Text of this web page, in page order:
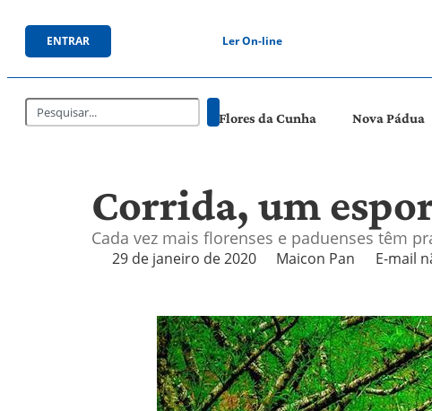
ENTRAR Ler On-line
Flores da Cunha Nova Pádua
Corrida, um
Cada vez mais florenses e paduenses têm
29 de janeiro de 2020 Maicon Pan E-mail